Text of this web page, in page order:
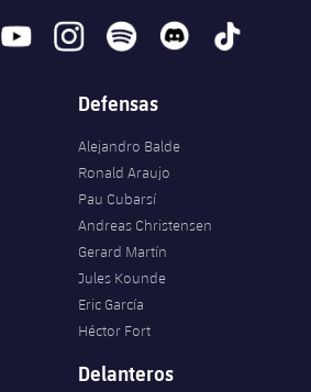
youtubeinstagramspotify discord tiktok
Defensas
Alejandro Balde
Ronald Araujo
Pau Cubarsí
Andreas Christensen
Gerard Martín
Jules Kounde
Eric García
Héctor Fort
Delanteros